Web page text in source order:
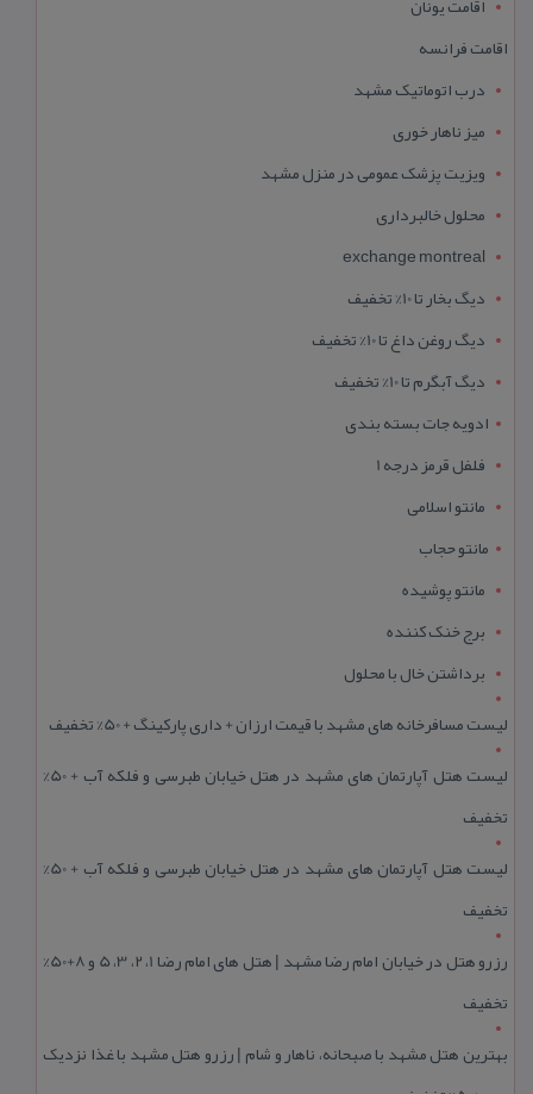
اقامت فرانسه
درب اتوماتیک مشهد
میز ناهار خوری
ویزیت پزشک عمومی در منزل مشهد
محلول خالبرداری
exchange montreal
دیگ بخار تا 10% تخفیف
دیگ روغن داغ تا 10% تخفیف
دیگ آبگرم تا 10% تخفیف
ادویه جات بسته بندی
فلفل قرمز درجه 1
مانتو اسلامی
مانتو حجاب
مانتو پوشیده
برج خنک کننده
برداشتن خال با محلول
لیست مسافرخانه های مشهد با قیمت ارزان + داری پارکینگ + 50% تخفیف
لیست هتل آپارتمان های مشهد در هتل خیابان طبرسی و فلکه آب + 50%
تخفیف
لیست هتل آپارتمان های مشهد در هتل خیابان طبرسی و فلکه آب + 50%
تخفیف
رزرو هتل در خیابان امام رضا مشهد | هتل‌ های امام رضا 1، 2، 3، 5 و 8+50%
تخفیف
بهترین هتل مشهد با صبحانه، ناهار و شام | رزرو هتل مشهد با غذا نزدیک